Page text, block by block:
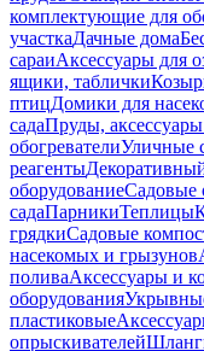
комплектующие для
участкаДачные дома
сараиАксессуары для
ящики, таблички
птицДомики для
садаПруды,
обогревателиУличные
реагенты
оборудованиеСадовые
садаПарникиТеплицы
грядкиСадовые
насекомых и грызунов
поливаАксессуары и
оборудования
пластиковые
опрыскивателей